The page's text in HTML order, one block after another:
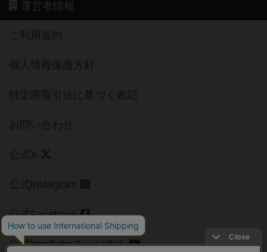
運営者情報
ご利用規約
個人情報保護方針
特定商取引法に基づく表記
お問い合わせ
公式X
公式instagram
公式Facebook
公式YouTubeチャンネル